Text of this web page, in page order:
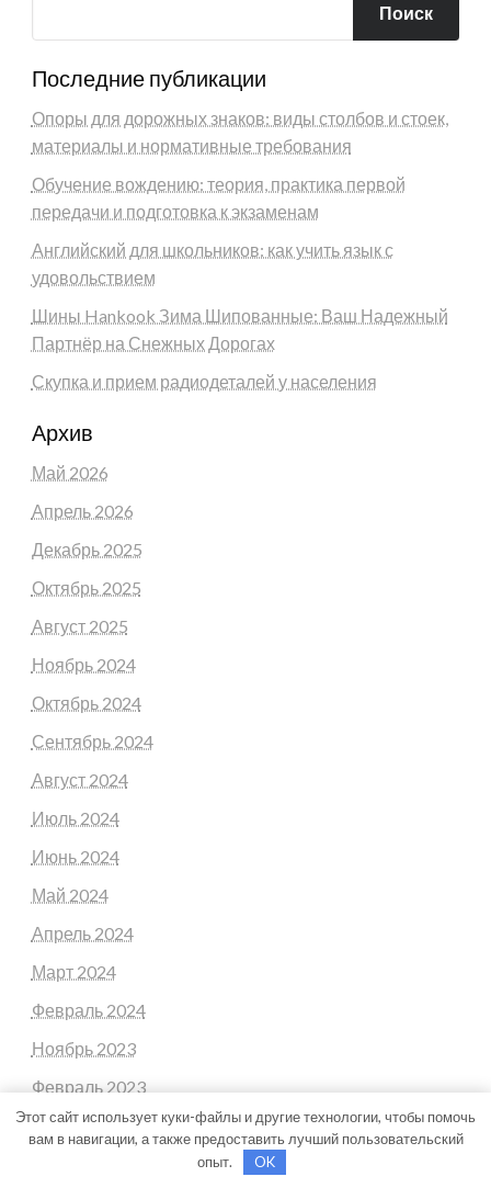
Поиск
Последние публикации
Опоры для дорожных знаков: виды столбов и стоек,
материалы и нормативные требования
Обучение вождению: теория, практика первой
передачи и подготовка к экзаменам
Английский для школьников: как учить язык с
удовольствием
Шины Hankook Зима Шипованные: Ваш Надежный
Партнёр на Снежных Дорогах
Скупка и прием радиодеталей у населения
Архив
Май 2026
Апрель 2026
Декабрь 2025
Октябрь 2025
Август 2025
Ноябрь 2024
Октябрь 2024
Сентябрь 2024
Август 2024
Июль 2024
Июнь 2024
Май 2024
Апрель 2024
Март 2024
Февраль 2024
Ноябрь 2023
Февраль 2023
Январь 2023
Этот сайт использует куки-файлы и другие технологии, чтобы помочь
вам в навигации, а также предоставить лучший пользовательский
опыт.
OK